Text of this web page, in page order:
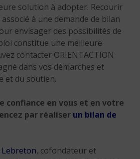
solution à adopter. Recourir
à une demande de bilan
envisager des possibilités de
constitue une meilleure
contacter ORIENTACTION
dans vos démarches et
et du soutien.
confiance en vous et en votre
par réaliser un bilan de
Lebreton, cofondateur et